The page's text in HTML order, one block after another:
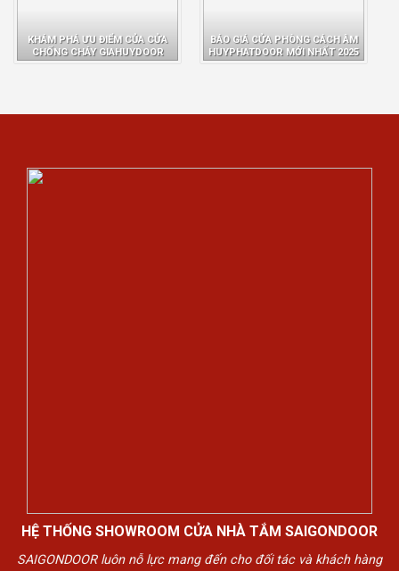
KHÁM PHÁ ƯU ĐIỂM CỦA CỬA
CHỐNG CHÁY GIAHUYDOOR
BÁO GIÁ CỬA PHÒNG CÁCH ÂM
HUYPHATDOOR MỚI NHẤT 2025
HỆ THỐNG SHOWROOM CỬA NHÀ TẮM SAIGONDOOR
SAIGONDOOR luôn nỗ lực mang đến cho đối tác và khách hàng